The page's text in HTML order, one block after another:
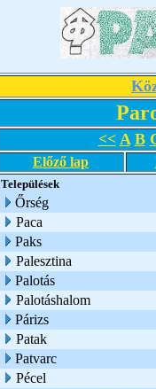
<< A B
Előző lap
Települések
Őrség
Paca
Paks
Palesztina
Palotás
Palotáshalom
Párizs
Patak
Patvarc
Pécel